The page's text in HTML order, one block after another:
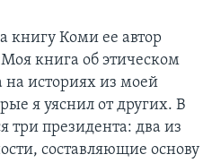
книгу Коми ее автор
книга об этическом
на историях из моей
я уяснил от других. В
три президента: два из
составляющие основу